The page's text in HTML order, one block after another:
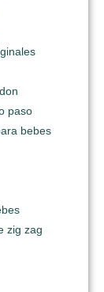
paso
bebes
zig zag